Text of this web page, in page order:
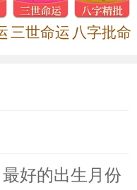
谈，一定可以赚到大量
时机，要努力把握住机
命中注定的贵人相助，
三世命运 八字批命
好的出生月份